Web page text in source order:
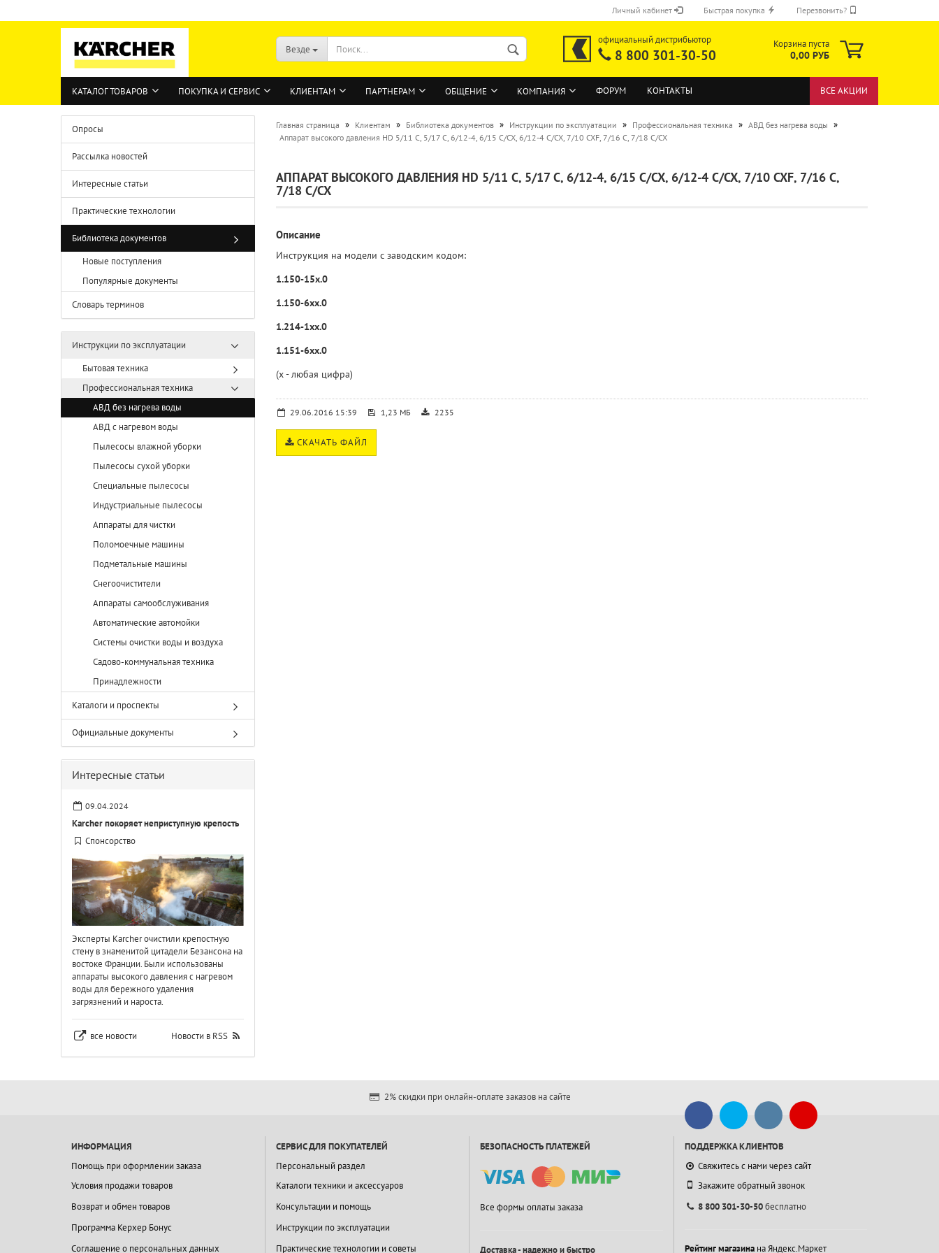
Личный кабинет Быстрая покупка Перезвонить?
Везде
официальный дистрибьютор
8 800 301-30-50
Корзина пуста
0,00 РУБ
КАТАЛОГ ТОВАРОВ ПОКУПКА И СЕРВИС КЛИЕНТАМ ПАРТНЕРАМ ОБЩЕНИЕ КОМПАНИЯ ФОРУМ КОНТАКТЫ ВСЕ АКЦИИ
Главная страница » Клиентам » Библиотека документов » Инструкции по эксплуатации » Профессиональная техника » АВД без нагрева воды »
Аппарат высокого давления HD 5/11 C, 5/17 C, 6/12-4, 6/15 C/CX, 6/12-4 C/CX, 7/10 CXF, 7/16 C, 7/18 C/CX
АППАРАТ ВЫСОКОГО ДАВЛЕНИЯ HD 5/11 C, 5/17 C, 6/12-4, 6/15 C/CX, 6/12-4 C/CX, 7/10 CXF, 7/16 C,
7/18 C/CX
Описание
Инструкция на модели с заводским кодом:
1.150-15x.0
1.150-6xx.0
1.214-1хx.0
1.151-6xx.0
(x - любая цифра)
29.06.2016 15:39 1,23 МБ 2235
СКАЧАТЬ ФАЙЛ
Опросы
Рассылка новостей
Интересные статьи
Практические технологии
Библиотека документов
Новые поступления
Популярные документы
Словарь терминов
Инструкции по эксплуатации
Бытовая техника
Профессиональная техника
АВД без нагрева воды
АВД с нагревом воды
Пылесосы влажной уборки
Пылесосы сухой уборки
Специальные пылесосы
Индустриальные пылесосы
Аппараты для чистки
Поломоечные машины
Подметальные машины
Снегоочистители
Аппараты самообслуживания
Автоматические автомойки
Системы очистки воды и воздуха
Садово-коммунальная техника
Принадлежности
Каталоги и проспекты
Официальные документы
Интересные статьи
09.04.2024
Karcher покоряет неприступную крепость
Спонсорство
Эксперты Karcher очистили крепостную
стену в знаменитой цитадели Безансона на
востоке Франции. Были использованы
аппараты высокого давления с нагревом
воды для бережного удаления
загрязнений и нароста.
все новости Новости в RSS
2% скидки при онлайн-оплате заказов на сайте
ИНФОРМАЦИЯ
Помощь при оформлении заказа
Условия продажи товаров
Возврат и обмен товаров
Программа Керхер Бонус
Соглашение о персональных данных
СЕРВИС ДЛЯ ПОКУПАТЕЛЕЙ
Персональный раздел
Каталоги техники и аксессуаров
Консультации и помощь
Инструкции по эксплуатации
Практические технологии и советы
БЕЗОПАСНОСТЬ ПЛАТЕЖЕЙ
Все формы оплаты заказа
Доставка - надежно и быстро
ПОДДЕРЖКА КЛИЕНТОВ
Свяжитесь с нами через сайт
Закажите обратный звонок
8 800 301-30-50бесплатно
Рейтинг магазинана Яндекс.Маркет